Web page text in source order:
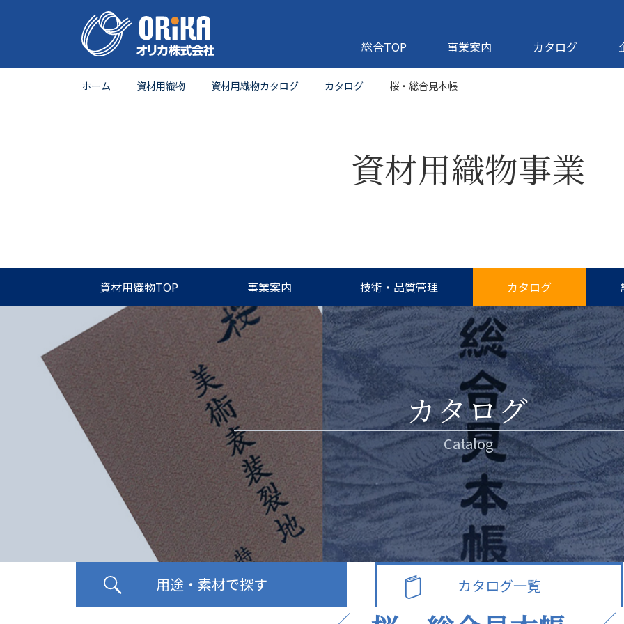
総合TOP 事業案内 カタログ
ホーム 資材用織物 資材用織物カタログ カタログ 桜・総合見本帳
資材用織物事業
資材用織物TOP 事業案内 技術・品質管理 カタログ
カタログ
Catalog
用途・素材で探す カタログ一覧